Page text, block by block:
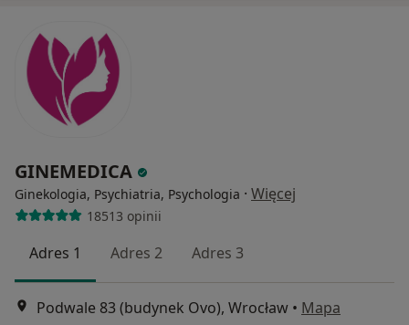
GINEMEDICA
Ginekologia, Psychiatria, Psychologia · Więcej
18513 opinii
Adres 1 Adres 2 Adres 3
Podwale 83 (budynek Ovo), Wrocław • Mapa